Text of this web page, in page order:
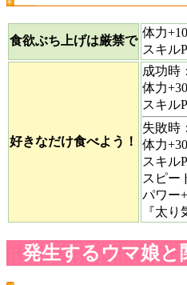
食欲ぶち上げは厳禁で
体力+10
スキル
好きなだけ食べよう！
成功時：
体力+30
スキル
失敗時：
体力+30
スキル
スピー
パワー
『太
発生するウマ娘と